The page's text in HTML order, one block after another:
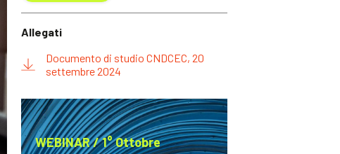
Allegati
Documento di studio CNDCEC, 20
settembre 2024
WEBINAR / 1° Ottobre